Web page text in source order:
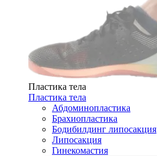
Пластика тела
Пластика тела
Абдоминопластика
Брахиопластика
Бодибилдинг липосакция
Липосакция
Гинекомастия